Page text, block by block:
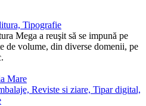
Tipografie
Mega a reuşit să se impună pe
de volume, din diverse domenii, pe
Mare
Reviste si ziare, Tipar digital,